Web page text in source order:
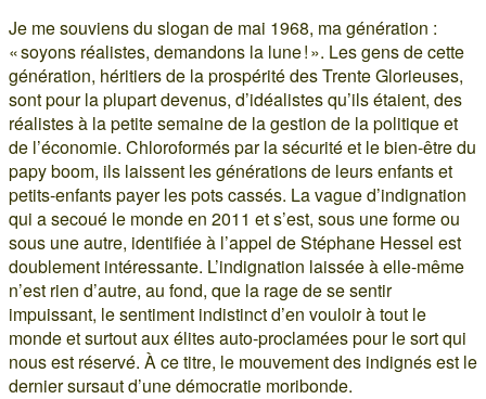
Je me souviens du slogan de mai 1968, ma génération :
« soyons réalistes, demandons la lune ! ». Les gens de cette
génération, héritiers de la prospérité des Trente Glorieuses,
sont pour la plupart devenus, d’idéalistes qu’ils étaient, des
réalistes à la petite semaine de la gestion de la politique et
de l’économie. Chloroformés par la sécurité et le bien-être du
papy boom, ils laissent les générations de leurs enfants et
petits-enfants payer les pots cassés. La vague d’indignation
qui a secoué le monde en 2011 et s’est, sous une forme ou
sous une autre, identifiée à l’appel de Stéphane Hessel est
doublement intéressante. L’indignation laissée à elle-même
n’est rien d’autre, au fond, que la rage de se sentir
impuissant, le sentiment indistinct d’en vouloir à tout le
monde et surtout aux élites auto-proclamées pour le sort qui
nous est réservé. À ce titre, le mouvement des indignés est le
dernier sursaut d’une démocratie moribonde.